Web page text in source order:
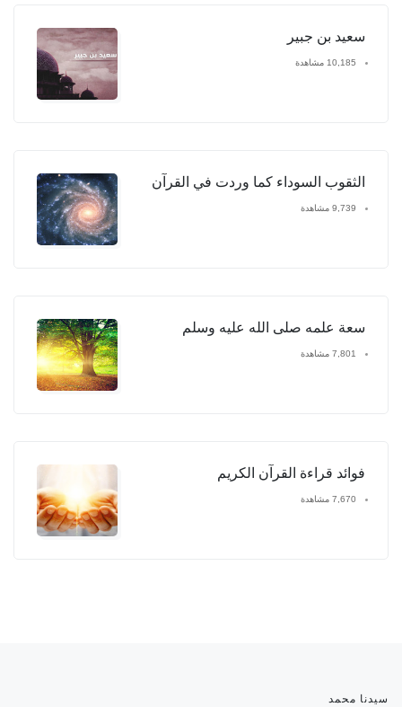
سعيد بن جبير
10,185 مشاهدة
الثقوب السوداء كما وردت في القرآن
9,739 مشاهدة
سعة علمه صلى الله عليه وسلم
7,801 مشاهدة
فوائد قراءة القرآن الكريم
7,670 مشاهدة
سيدنا محمد